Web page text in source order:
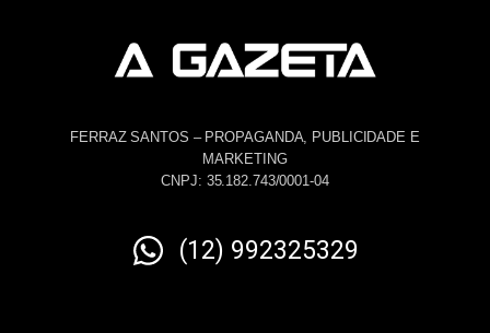
FERRAZ SANTOS – PROPAGANDA, PUBLICIDADE E
MARKETING
CNPJ: 35.182.743/0001-04
(12) 992325329